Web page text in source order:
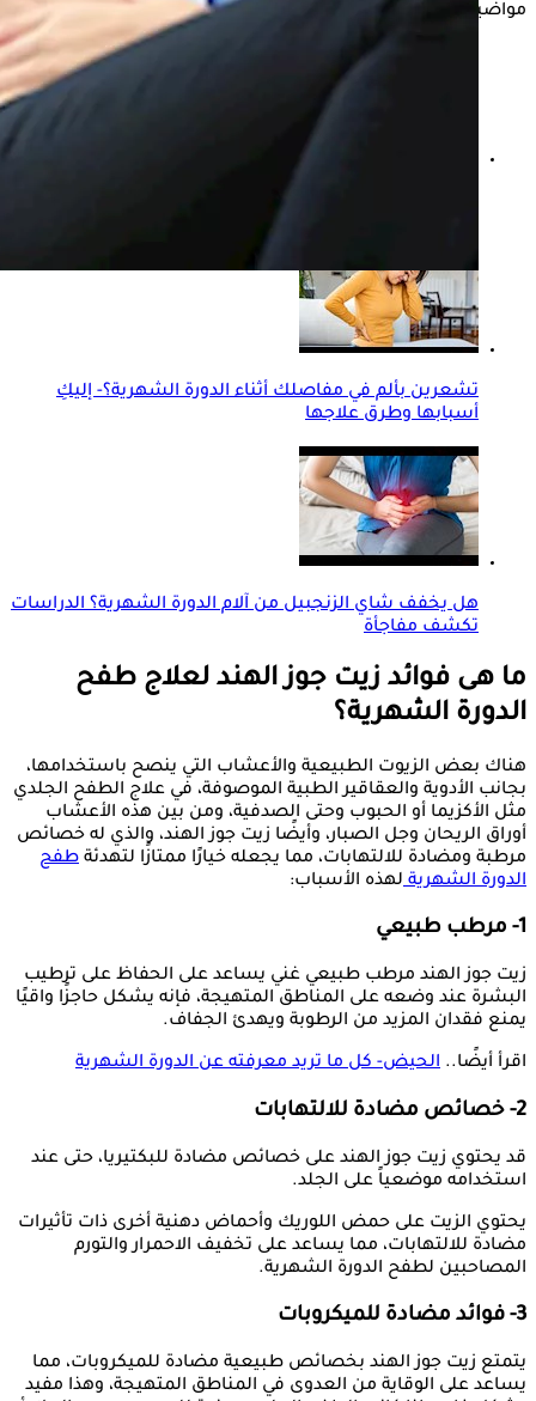
مواضيع ذات صلة
تشعرين بألم في مفاصلك أثناء الدورة الشهرية؟- إليكِ
أسبابها وطرق علاجها
هل يخفف شاي الزنجبيل من آلام الدورة الشهرية؟ الدراسات
تكشف مفاجأة
ما هى فوائد زيت جوز الهند لعلاج طفح
الدورة الشهرية؟
هناك بعض الزيوت الطبيعية والأعشاب التي ينصح باستخدامها،
بجانب الأدوية والعقاقير الطبية الموصوفة، في علاج الطفح الجلدي
مثل الأكزيما أو الحبوب وحتى الصدفية، ومن بين هذه الأعشاب
أوراق الريحان وجل الصبار، وأيضًا زيت جوز الهند، والذي له خصائص
مرطبة ومضادة للالتهابات، مما يجعله خيارًا ممتازًا لتهدئة طفح
الدورة الشهريةلهذه الأسباب:
1- مرطب طبيعي
زيت جوز الهند مرطب طبيعي غني يساعد على الحفاظ على ترطيب
البشرة عند وضعه على المناطق المتهيجة، فإنه يشكل حاجزًا واقيًا
يمنع فقدان المزيد من الرطوبة ويهدئ الجفاف.
اقرأ أيضًا.. الحيض- كل ما تريد معرفته عن الدورة الشهرية
2- خصائص مضادة للالتهابات
قد يحتوي زيت جوز الهند على خصائص مضادة للبكتيريا، حتى عند
استخدامه موضعياً على الجلد.
يحتوي الزيت على حمض اللوريك وأحماض دهنية أخرى ذات تأثيرات
مضادة للالتهابات، مما يساعد على تخفيف الاحمرار والتورم
المصاحبين لطفح الدورة الشهرية.
3- فوائد مضادة للميكروبات
يتمتع زيت جوز الهند بخصائص طبيعية مضادة للميكروبات، مما
يساعد على الوقاية من العدوى في المناطق المتهيجة، وهذا مفيد